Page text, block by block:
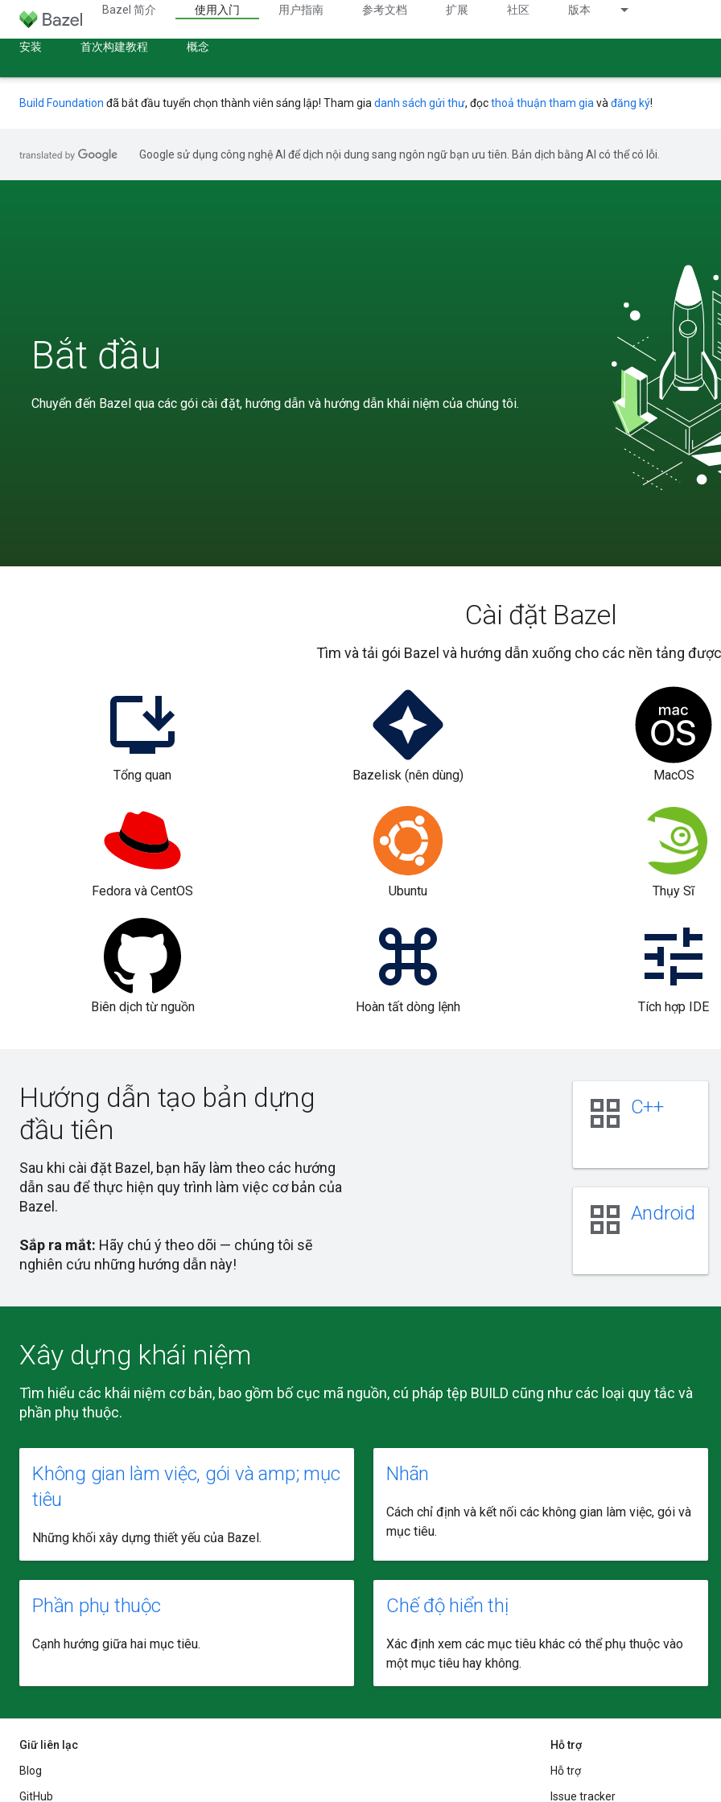
Bazel 简介 使用入门 用户指南 参考文档 扩展 社区 版本
安装 首次构建教程 概念
Build Foundation đã bắt đầu tuyển chọn thành viên sáng lập! Tham gia danh sách gửi thư, đọcthoả thuận tham gia và đăng ký!
Google sử dụng công nghệ AI để dịch nội dung sang ngôn ngữ bạn ưu tiên. Bản dịch bằng AI có thể có lỗi.
Bắt đầu
Chuyển đến Bazel qua các gói cài đặt, hướng dẫn và hướng dẫn khái niệm của chúng tôi.
Cài đặt Bazel
Tìm và tải gói Bazel và hướng dẫn xuống cho các nền tảng
Tổng quan Bazelisk (nên dùng) MacOS
Fedora và CentOS Ubuntu Thụy Sĩ
Biên dịch từ nguồn Hoàn tất dòng lệnh Tích hợp IDE
Hướng dẫn tạo bản dựng
đầu tiên
Sau khi cài đặt Bazel, bạn hãy làm theo các hướng
dẫn sau để thực hiện quy trình làm việc cơ bản của
Bazel.
Sắp ra mắt: Hãy chú ý theo dõi — chúng tôi sẽ
nghiên cứu những hướng dẫn này!
grid_view C++
grid_view Android
Xây dựng khái niệm
Tìm hiểu các khái niệm cơ bản, bao gồm bố cục mã nguồn, cú pháp tệp BUILD cũng như các loại quy tắc và
phần phụ thuộc.
Không gian làm việc, gói và amp; mục
tiêu
Những khối xây dựng thiết yếu của Bazel.
Nhãn
Cách chỉ định và kết nối các không gian làm việc, gói và
mục tiêu.
Phần phụ thuộc
Cạnh hướng giữa hai mục tiêu.
Chế độ hiển thị
Xác định xem các mục tiêu khác có thể phụ thuộc vào
một mục tiêu hay không.
Giữ liên lạc
Blog
GitHub
Hỗ trợ
Hỗ trợ
Issue tracker